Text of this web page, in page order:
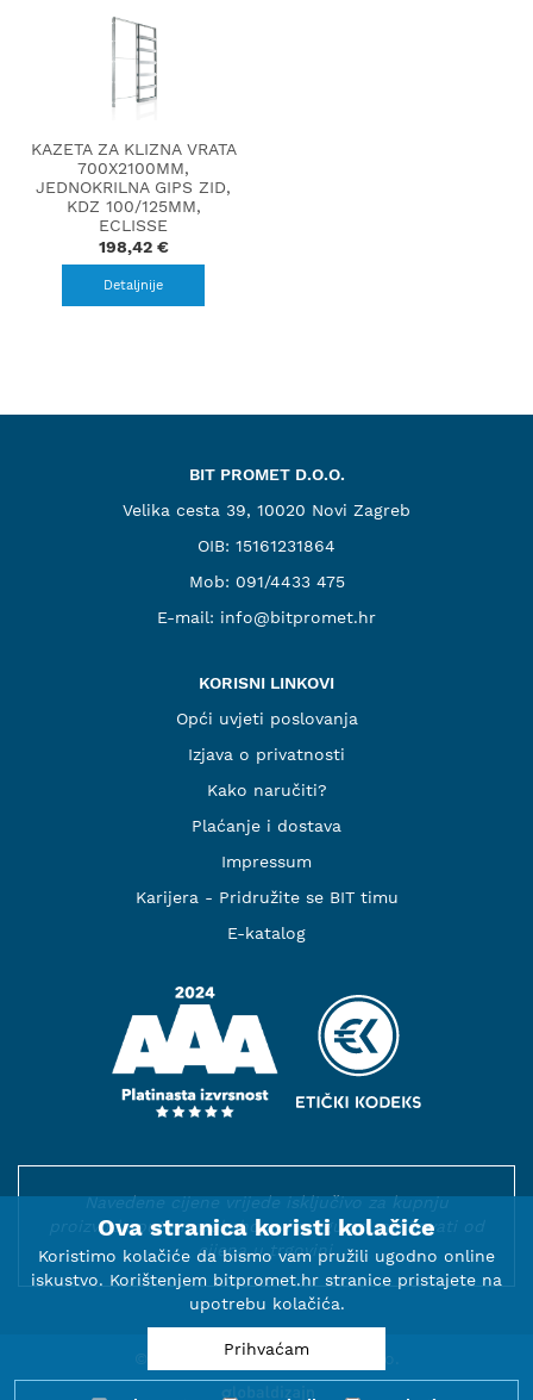
KAZETA ZA KLIZNA VRATA
700X2100MM,
JEDNOKRILNA GIPS ZID,
KDZ 100/125MM,
ECLISSE
198,42 €
Detaljnije
BIT PROMET D.O.O.
Velika cesta 39, 10020 Novi Zagreb
OIB: 15161231864
Mob: 091/4433 475
E-mail: info@bitpromet.hr
KORISNI LINKOVI
Opći uvjeti poslovanja
Izjava o privatnosti
Kako naručiti?
Plaćanje i dostava
Impressum
Karijera - Pridružite se BIT timu
E-katalog
Navedene cijene vrijede isključivo za kupnju
proizvoda putem webshopa i mogu se razlikovati od
cijena u trgovini.
© 2000-2026 BIT PROMET d.o.o.
Ova stranica koristi kolačiće
Koristimo kolačiće da bismo vam pružili ugodno online
iskustvo. Korištenjem bitpromet.hr stranice pristajete na
upotrebu kolačića.
Prihvaćam